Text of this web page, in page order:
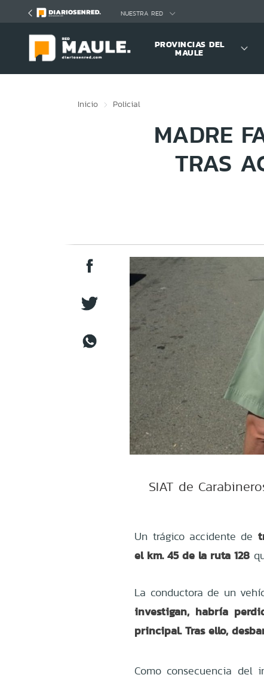
NUESTRA RED
PROVINCIAS DEL
MAULE
Inicio Policial
MADRE
TRAS
SIAT de
Un trágico accidente de
el km. 45 de la ruta 128
La conductora de un
investigan, habría
principal. Tras ello,
Como consecuencia del